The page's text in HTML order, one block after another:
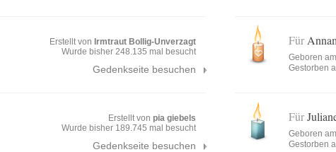
Erstellt von Irmtraut Bollig-Unverzagt
Wurde bisher 248.135 mal besucht
Gedenkseite besuchen
Erstellt von pia giebels
Wurde bisher 189.745 mal besucht
Gedenkseite besuchen
Für
Geboren
Gestorben
Für
Geboren
Gestorben